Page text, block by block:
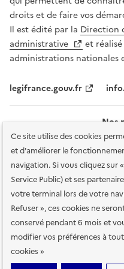
Ce site utilise des cookies
et d'améliorer le
navigation. Si vous cliquez sur
Service Public) et ses
votre terminal lors de votre
Refuser », ces cookies ne
conservé pendant 6 mois et
modifier vos préférences à
cookies »
droits et de faire vos
Il est édité par la Direction
administrative
et
administrations nationales
legifrance.gouv.fr
Nos
Plan du site Accessibilité :
services en ligne Mentions
Conditions générales d'utilisation